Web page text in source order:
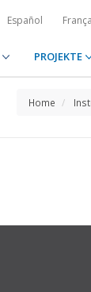
Español
PROJEKTE
Home